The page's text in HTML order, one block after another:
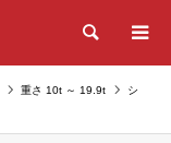
検索
重さ 10t ～ 19.9t
シ